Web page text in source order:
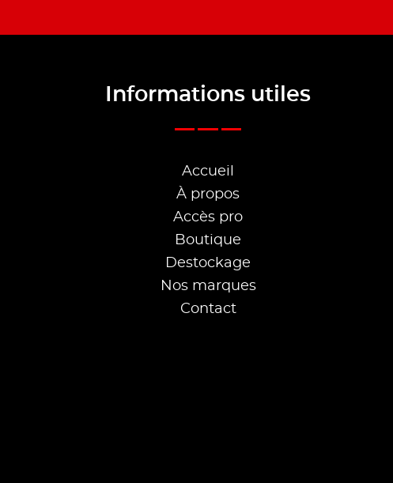
Informations utiles
Accueil
À propos
Accès pro
Boutique
Destockage
Nos marques
Contact